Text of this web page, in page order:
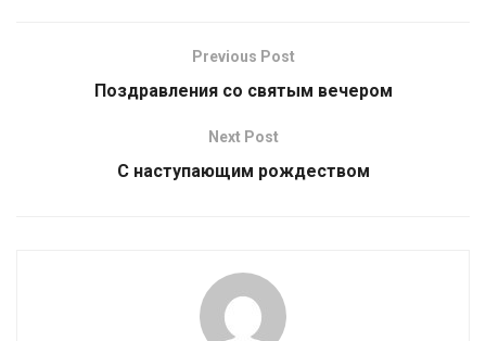
Previous Post
Поздравления со святым вечером
Next Post
С наступающим рождеством